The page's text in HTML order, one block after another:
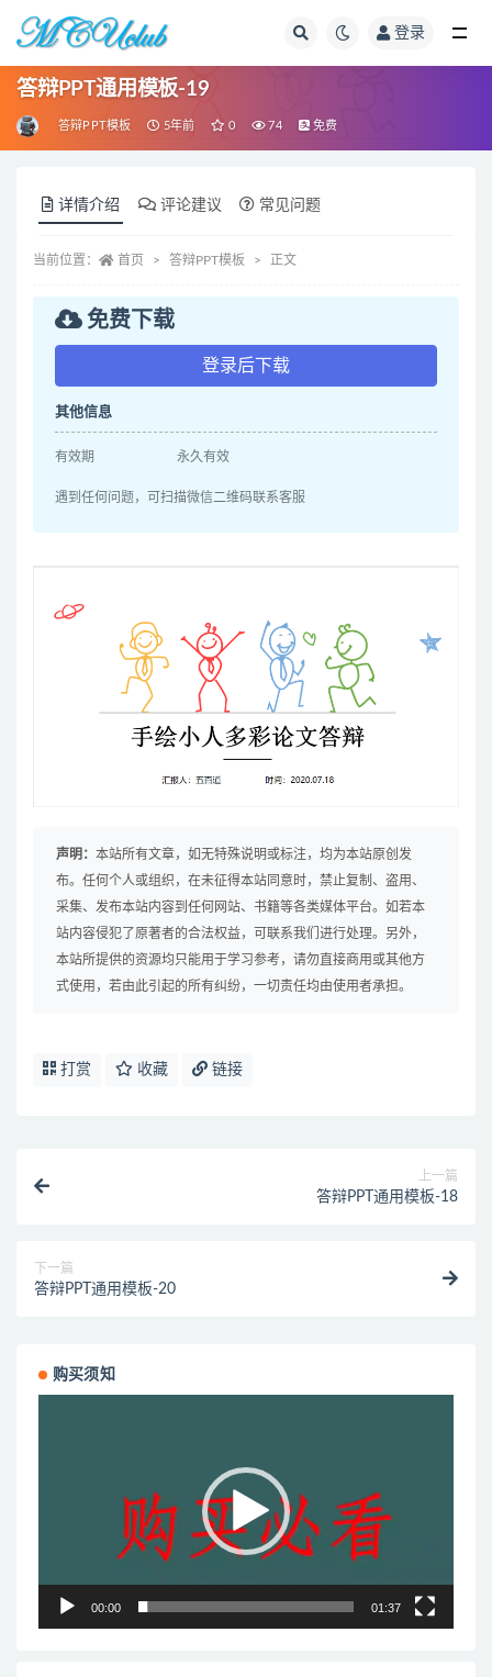
登录
答辩PPT通用模板-19
答辩PPT模板 5年前 0 74 免费
详情介绍 评论建议 常见问题
当前位置： 首页 答辩PPT模板 正文
免费下载
登录后下载
其他信息
有效期 永久有效
遇到任何问题，可扫描微信二维码联系客服
声明： 本站所有文章，如无特殊说明或标注，均为本站原创发
布。任何个人或组织，在未征得本站同意时，禁止复制、盗用、
采集、发布本站内容到任何网站、书籍等各类媒体平台。如若本
站内容侵犯了原著者的合法权益，可联系我们进行处理。另外，
本站所提供的资源均只能用于学习参考，请勿直接商用或其他方
式使用，若由此引起的所有纠纷，一切责任均由使用者承担。
打赏 收藏 链接
上一篇
答辩PPT通用模板-18
下一篇
答辩PPT通用模板-20
购买须知
00:00 01:37